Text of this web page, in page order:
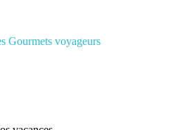
Gourmets voyageurs